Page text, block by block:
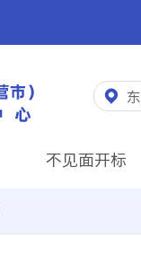
不见面开标